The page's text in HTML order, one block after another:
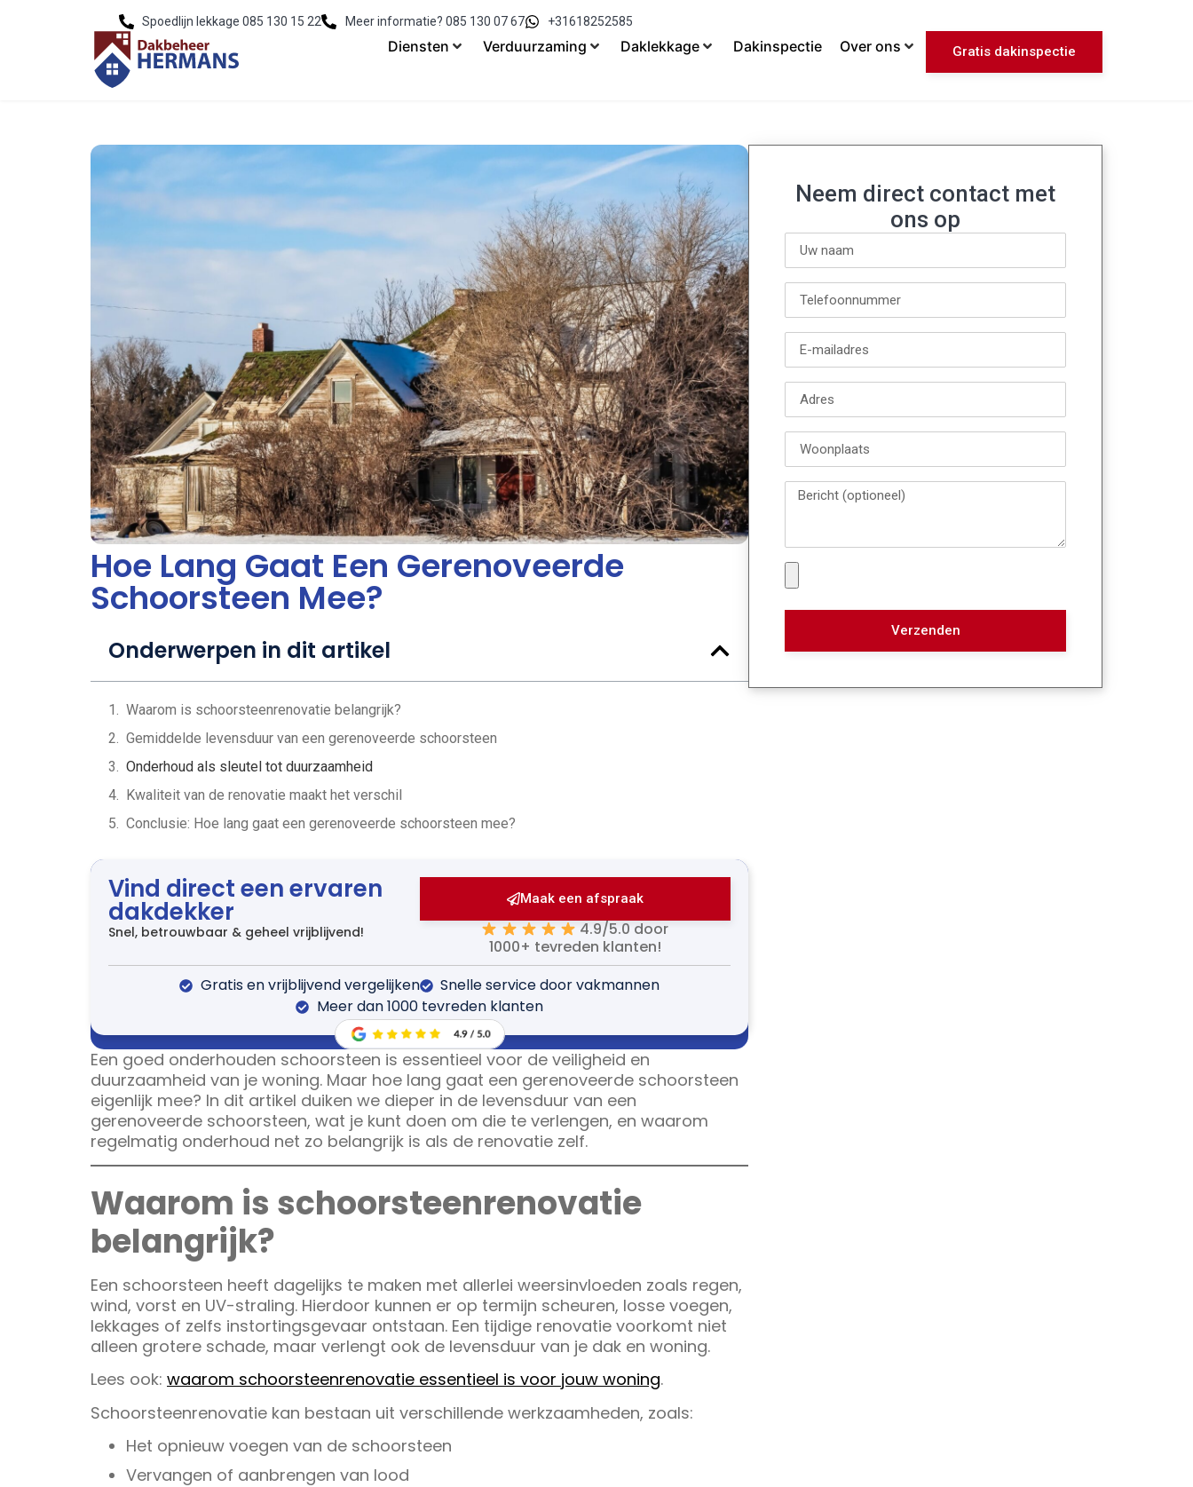
Spoedlijn lekkage 085 130 15 22 Meer informatie? 085 130 07 67 +31618252585
Diensten Verduurzaming Daklekkage Dakinspectie Over ons Gratis dakinspectie
Hoe Lang Gaat Een Gerenoveerde
Schoorsteen Mee?
Onderwerpen in dit artikel
Waarom is schoorsteenrenovatie belangrijk?
Gemiddelde levensduur van een gerenoveerde schoorsteen
Onderhoud als sleutel tot duurzaamheid
Kwaliteit van de renovatie maakt het verschil
Conclusie: Hoe lang gaat een gerenoveerde schoorsteen mee?
Vind direct een ervaren
dakdekker
Snel, betrouwbaar & geheel vrijblijvend!
Maak een afspraak
4.9/5.0 door
1000+ tevreden klanten!
Gratis en vrijblijvend vergelijken
Snelle service door vakmannen
Meer dan 1000 tevreden klanten
Een goed onderhouden schoorsteen is essentieel voor de veiligheid en
duurzaamheid van je woning. Maar hoe lang gaat een gerenoveerde schoorsteen
eigenlijk mee? In dit artikel duiken we dieper in de levensduur van een
gerenoveerde schoorsteen, wat je kunt doen om die te verlengen, en waarom
regelmatig onderhoud net zo belangrijk is als de renovatie zelf.
Waarom is schoorsteenrenovatie
belangrijk?
Een schoorsteen heeft dagelijks te maken met allerlei weersinvloeden zoals regen,
wind, vorst en UV-straling. Hierdoor kunnen er op termijn scheuren, losse voegen,
lekkages of zelfs instortingsgevaar ontstaan. Een tijdige renovatie voorkomt niet
alleen grotere schade, maar verlengt ook de levensduur van je dak en woning.
Lees ook: waarom schoorsteenrenovatie essentieel is voor jouw woning.
Schoorsteenrenovatie kan bestaan uit verschillende werkzaamheden, zoals:
Het opnieuw voegen van de schoorsteen
Vervangen of aanbrengen van lood
Neem direct contact met
ons op
Verzenden